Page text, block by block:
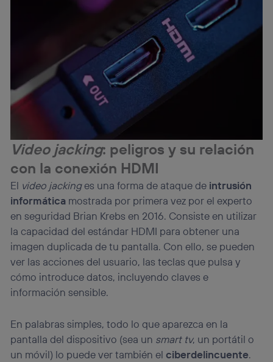
Video jacking: peligros y su relación
con la conexión HDMI
El video jackinges una forma de ataque de intrusión
informática mostrada por primera vez por el experto
en seguridad Brian Krebs en 2016. Consiste en utilizar
la capacidad del estándar HDMI para obtener una
imagen duplicada de tu pantalla. Con ello, se pueden
ver las acciones del usuario, las teclas que pulsa y
cómo introduce datos, incluyendo claves e
información sensible.
En palabras simples, todo lo que aparezca en la
pantalla del dispositivo (sea un smart tv, un portátil o
un móvil) lo puede ver también elciberdelincuente.